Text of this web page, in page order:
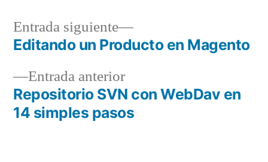
Navegación
de
entradas
Entrada anteriorEntrada
anterior:
Repositorio SVN con WebDav en
14 simples pasos
Entrada siguiente
Entrada
siguiente:
Editando un Producto en Magento